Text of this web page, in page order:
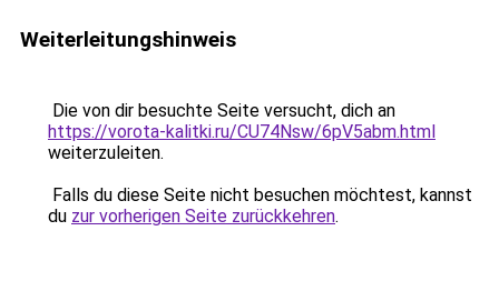
Weiterleitungshinweis
Die von dir besuchte Seite versucht, dich an
https://vorota-kalitki.ru/CU74Nsw/6pV5abm.html
weiterzuleiten.
Falls du diese Seite nicht besuchen möchtest, kannst
du zur vorherigen Seite zurückkehren.